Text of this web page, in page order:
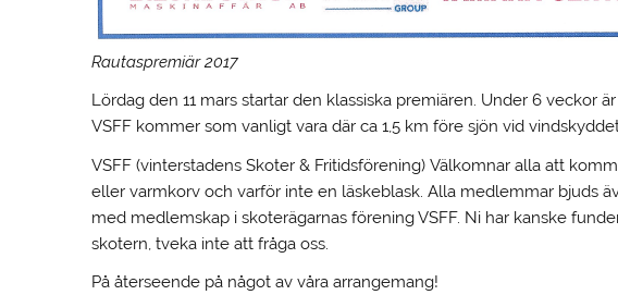
Rautaspremiär 2017
Lördag den 11 mars startar den klassiska premiären. Under 6 veckor
VSFF kommer som vanligt vara där ca 1,5 km före sjön vid
VSFF (vinterstadens Skoter & Fritidsförening) Välkomnar alla att
eller varmkorv och varför inte en läskeblask. Alla medlemmar bjuds
med medlemskap i skoterägarnas förening VSFF. Ni har kanske
skotern, tveka inte att fråga oss.
På återseende på något av våra arrangemang!